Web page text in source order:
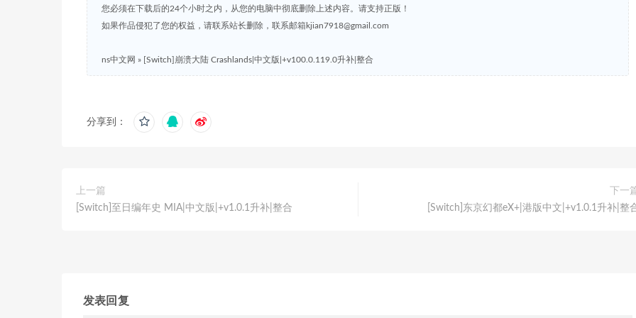
您必须在下载后的24个小时之内，从您的电脑中彻底删除上述内容。请支持正版！
如果作品侵犯了您的权益，请联系站长删除，联系邮箱kjian7918@gmail.com
ns中文网 » [Switch]崩溃大陆 Crashlands|中文版|+v100.0.119.0升补|整合
分享到：
上一篇
[Switch]至日编年史 MIA|中文版|+v1.0.1升补|整合
下一
[Switch]东京幻都eX+|港版中文|+v1.0.1升补|整
发表回复